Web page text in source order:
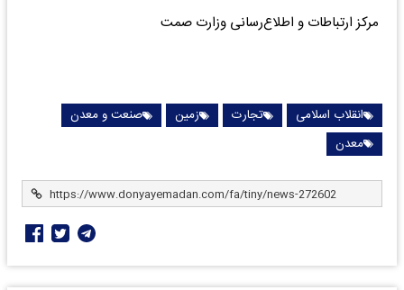
مرکز ارتباطات و اطلاع‌رسانی وزارت صمت
انقلاب اسلامی تجارت زمین
صنعت و معدن
معدن